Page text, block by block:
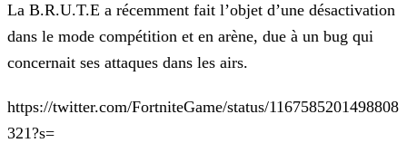
La B.R.U.T.E a récemment fait l’objet d’une désactivation
dans le mode compétition et en arène, due à un bug qui
concernait ses attaques dans les airs.
https://twitter.com/FortniteGame/status/1167585201498808
321?s=